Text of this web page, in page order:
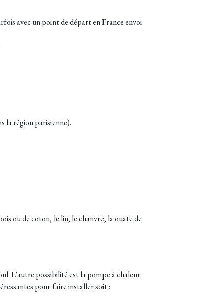
avec un point de départ en France envoi
la région parisienne).
ou de coton, le lin, le chanvre, la ouate de
L'autre possibilité est la pompe à chaleur
pour faire installer soit :